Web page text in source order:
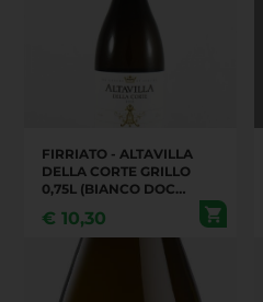
FIRRIATO - ALTAVILLA
DELLA CORTE GRILLO
0,75L (BIANCO DOC
€ 10,30